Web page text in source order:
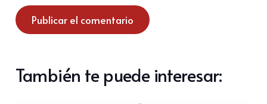
Publicar el comentario
También te puede interesar: